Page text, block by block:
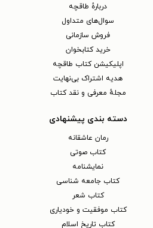
دربارهٔ طاقچه
سوال‌های متداول
فروش سازمانی
خرید کتابخوان
اپلیکیشن کتاب طاقچه
هدیه اشتراک بی‌نهایت
مجلهٔ معرفی و نقد کتاب
دسته بندی پیشنهادی
رمان عاشقانه
کتاب‌ صوتی
نمایشنامه
کتاب جامعه شناسی
کتاب شعر
کتاب موفقیت و خودیاری
کتاب تاریخ اسلام